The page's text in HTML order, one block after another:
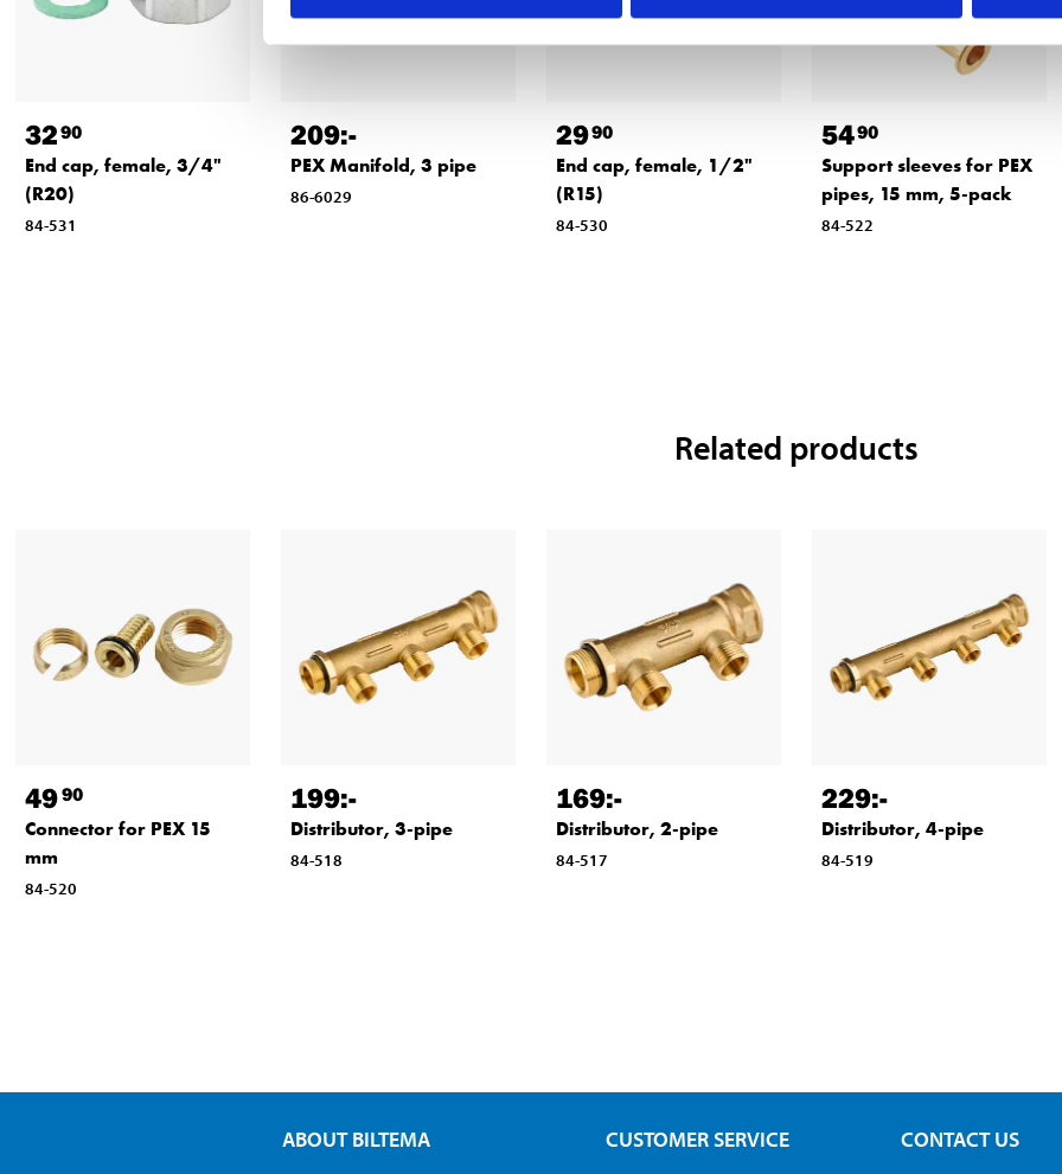
3290
End cap, female, 3/4"
(R20)
84-531
209:-
PEX Manifold, 3 pipe
86-6029
2990
End cap, female, 1/2"
(R15)
84-530
5490
Support sleeves for PEX
pipes, 15 mm, 5-pack
84-522
Related products
4990
Connector for PEX 15
mm
84-520
199:-
Distributor, 3-pipe
84-518
169:-
Distributor, 2-pipe
84-517
229:-
Distributor, 4-pipe
84-519
ABOUT BILTEMA CUSTOMER SERVICE CONTACT US